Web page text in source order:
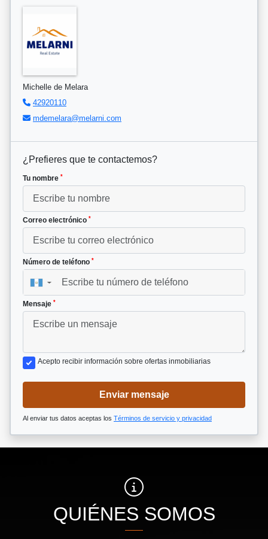
Michelle de Melara
42920110
mdemelara@melarni.com
¿Prefieres que te contactemos?
Tu nombre *
Correo electrónico *
Número de teléfono *
▼
Mensaje *
Acepto recibir información sobre ofertas inmobiliarias
Enviar mensaje
Al enviar tus datos aceptas los Términos de servicio y privacidad
QUIÉNES SOMOS